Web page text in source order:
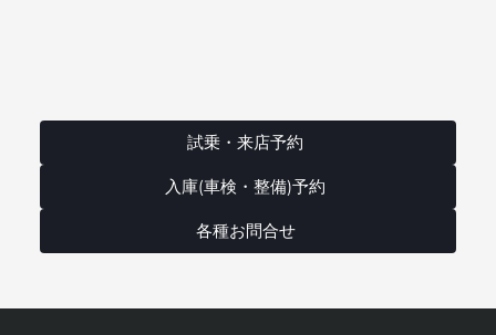
試乗・来店予約
入庫(車検・整備)予約
各種お問合せ